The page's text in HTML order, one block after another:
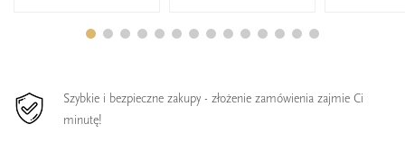
Szybkie i bezpieczne zakupy - złożenie zamówienia zajmie Ci
minutę!